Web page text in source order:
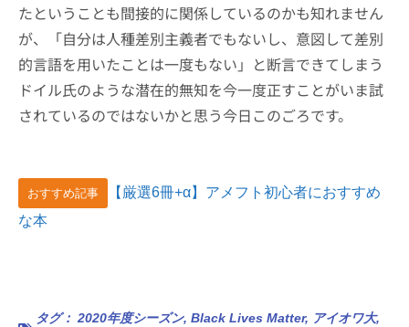
たということも間接的に関係しているのかも知れません
が、「自分は人種差別主義者でもないし、意図して差別
的言語を用いたことは一度もない」と断言できてしまう
ドイル氏のような潜在的無知を今一度正すことがいま試
されているのではないかと思う今日このごろです。
おすすめ記事
【厳選6冊+α】アメフト初心者におすすめ
な本
タグ： 2020年度シーズン, Black Lives Matter, アイオワ大,